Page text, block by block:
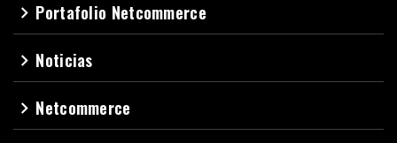
navigate_next Portafolio Netcommerce
navigate_next Noticias
navigate_next Netcommerce